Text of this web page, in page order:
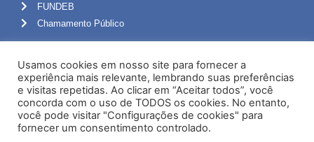
FUNDEB
Chamamento Público
Portal do Servidor
Webmail
Administração
Usamos cookies em nosso site para fornecer a
experiência mais relevante, lembrando suas preferências
e visitas repetidas. Ao clicar em “Aceitar todos”, você
concorda com o uso de TODOS os cookies. No entanto,
você pode visitar "Configurações de cookies" para
fornecer um consentimento controlado.